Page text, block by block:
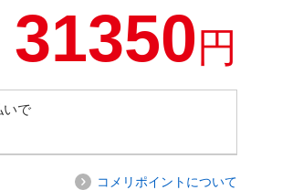
31350円
いで
コメリポイントについて